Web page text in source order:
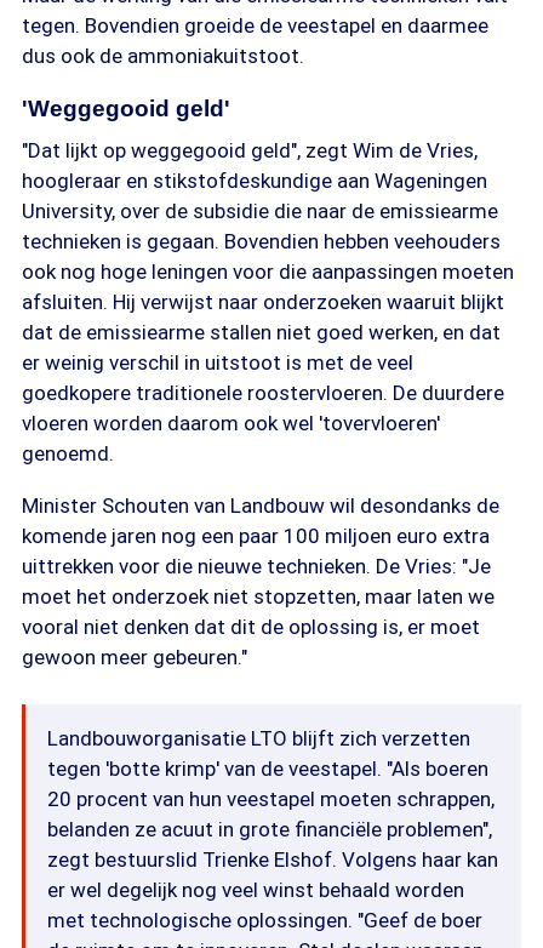
tegen. Bovendien groeide de veestapel en daarmee
dus ook de ammoniakuitstoot.
'Weggegooid geld'
"Dat lijkt op weggegooid geld", zegt Wim de Vries,
hoogleraar en stikstofdeskundige aan Wageningen
University, over de subsidie die naar de emissiearme
technieken is gegaan. Bovendien hebben veehouders
ook nog hoge leningen voor die aanpassingen moeten
afsluiten. Hij verwijst naar onderzoeken waaruit blijkt
dat de emissiearme stallen niet goed werken, en dat
er weinig verschil in uitstoot is met de veel
goedkopere traditionele roostervloeren. De duurdere
vloeren worden daarom ook wel 'tovervloeren'
genoemd.
Minister Schouten van Landbouw wil desondanks de
komende jaren nog een paar 100 miljoen euro extra
uittrekken voor die nieuwe technieken. De Vries: "Je
moet het onderzoek niet stopzetten, maar laten we
vooral niet denken dat dit de oplossing is, er moet
gewoon meer gebeuren."
Landbouworganisatie LTO blijft zich verzetten
tegen 'botte krimp' van de veestapel. "Als boeren
20 procent van hun veestapel moeten schrappen,
belanden ze acuut in grote financiële problemen",
zegt bestuurslid Trienke Elshof. Volgens haar kan
er wel degelijk nog veel winst behaald worden
met technologische oplossingen. "Geef de boer